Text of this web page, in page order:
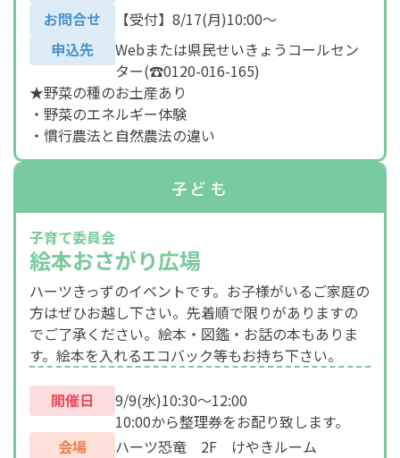
お問合せ
【受付】8/17(月)10:00～
申込先
Webまたは県民せいきょうコールセン
ター(☎0120-016-165)
★野菜の種のお土産あり
・野菜のエネルギー体験
・慣行農法と自然農法の違い
子ども
子育て委員会
絵本おさがり広場
ハーツきっずのイベントです。お子様がいるご家庭の
方はぜひお越し下さい。先着順で限りがありますの
でご了承ください。絵本・図鑑・お話の本もありま
す。絵本を入れるエコバック等もお持ち下さい。
開催日
9/9(水)10:30～12:00
10:00から整理券をお配り致します。
会場
ハーツ恐竜 2F けやきルーム